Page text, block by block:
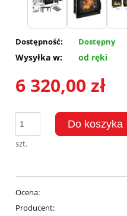
Dostępność: Dostępny
Wysyłka w: od ręki
6 320,00 zł
szt.
Ocena:
Producent: